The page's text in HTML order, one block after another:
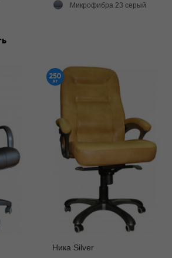
Микрофибра 23 серый
Ника Silver